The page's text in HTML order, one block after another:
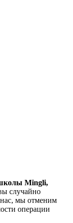
Mingli,
случайно
нас, мы отменим
операции